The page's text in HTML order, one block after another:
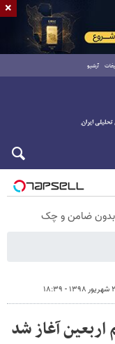
آرشیو
۱۸:۳۹
آغاز شد
×